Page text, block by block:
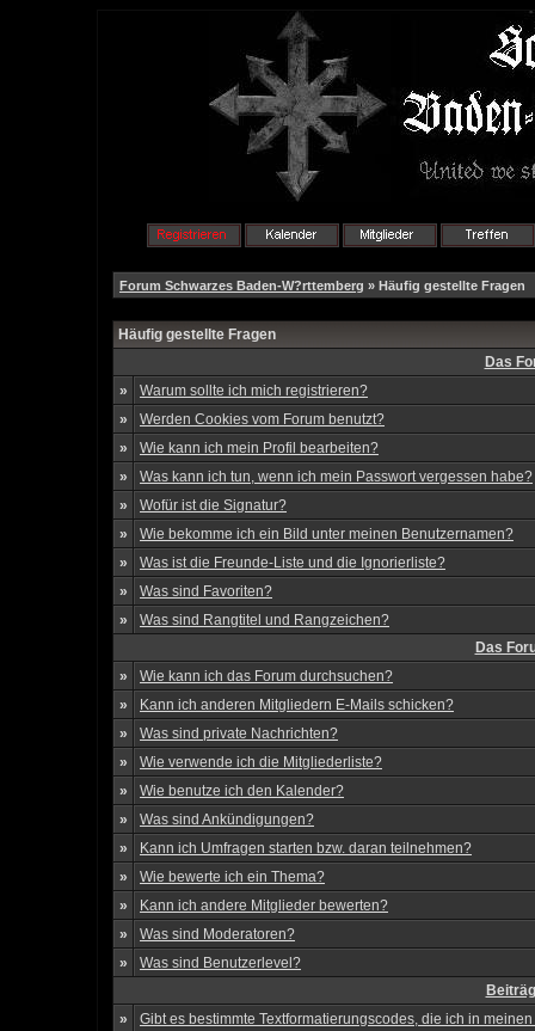
Forum Schwarzes Baden-W?rttemberg » Häufig gestellte Fragen
Häufig gestellte Fragen
Das
»
Warum sollte ich mich registrieren?
»
Werden Cookies vom Forum benutzt?
»
Wie kann ich mein Profil bearbeiten?
»
Was kann ich tun, wenn ich mein Passwort vergessen habe?
»
Wofür ist die Signatur?
»
Wie bekomme ich ein Bild unter meinen Benutzernamen?
»
Was ist die Freunde-Liste und die Ignorierliste?
»
Was sind Favoriten?
»
Was sind Rangtitel und Rangzeichen?
Das
»
Wie kann ich das Forum durchsuchen?
»
Kann ich anderen Mitgliedern E-Mails schicken?
»
Was sind private Nachrichten?
»
Wie verwende ich die Mitgliederliste?
»
Wie benutze ich den Kalender?
»
Was sind Ankündigungen?
»
Kann ich Umfragen starten bzw. daran teilnehmen?
»
Wie bewerte ich ein Thema?
»
Kann ich andere Mitglieder bewerten?
»
Was sind Moderatoren?
»
Was sind Benutzerlevel?
»
Gibt es bestimmte Textformatierungscodes, die ich in